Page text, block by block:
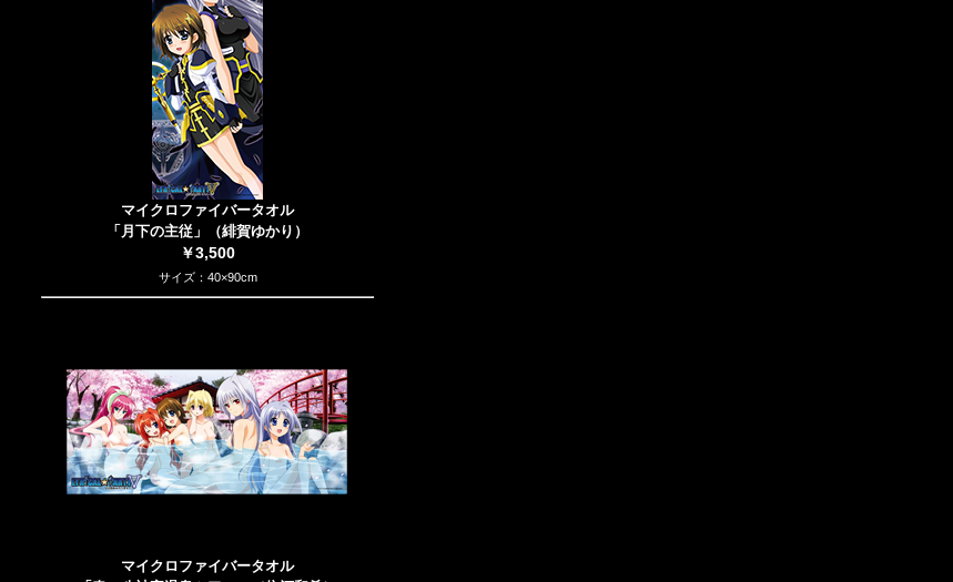
マイクロファイバータオル
「月下の主従」（緋賀ゆかり）
￥3,500
サイズ：40×90cm
マイクロファイバータオル